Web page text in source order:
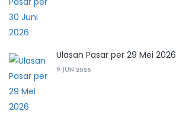
Ulasan Pasar per 29 Mei 2026
9 JUN 2026